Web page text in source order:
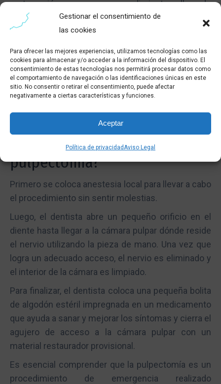
Gestionar el consentimiento de
las cookies
Para ofrecer las mejores experiencias, utilizamos tecnologías como las
cookies para almacenar y/o acceder a la información del dispositivo. El
consentimiento de estas tecnologías nos permitirá procesar datos como
el comportamiento de navegación o las identificaciones únicas en este
sitio. No consentir o retirar el consentimiento, puede afectar
negativamente a ciertas características y funciones.
Aceptar
Política de privacidad Aviso Legal
restauración o un procedimiento llamado
pulpectomía .
extensa, una simple restauración es suficiente para
aliviar el dolor. Sin embargo, cuando las lesiones
afectan permanentemente al nervio dental, es
necesario eliminarlo con una pulpectomía.
¿Cómo se hace una
pulpectomía?
Primero se coloca anestesia local para llevar a cabo
el procedimiento sin sentir molestias.
Luego, el dentista abre un pequeño orificio en el
diente hasta llegar a la cámara pulpar dónde reside
el nervio utilizando la pieza de mano. Una vez que
logra un adecuado acceso, el nervio es eliminado y
el interior de la cámara es limpiado.
Para finalizar, el dentista coloca una pequeña bolita
de algodón estéril impregnada en un medicamento
que ayuda a sanar y mejorar los síntomas y cierra el
agujero de acceso a la cámara pulpar con un
material restaurador provisional.
Es esencial comprender que la pulpectomía es un
procedimiento de emergencia realizado